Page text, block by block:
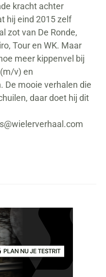
kracht achter
hij eind 2015 zelf
zot van De Ronde,
Tour en WK. Maar
meer kippenvel bij
v) en
De mooie verhalen die
daar doet hij dit